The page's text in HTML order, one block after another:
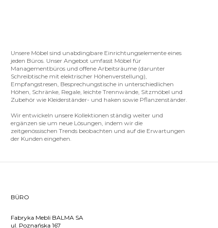
Unsere Möbel sind unabdingbare Einrichtungselemente eines
jeden Büros. Unser Angebot umfasst Möbel für
Managementbüros und offene Arbeitsräume (darunter
Schreibtische mit elektrischer Höhenverstellung),
Empfangstresen, Besprechungstische in unterschiedlichen
Höhen, Schränke, Regale, leichte Trennwände, Sitzmöbel und
Zubehör wie Kleiderständer- und haken sowie Pflanzenständer.
Wir entwickeln unsere Kollektionen ständig weiter und
ergänzen sie um neue Lösungen, indem wir die
zeitgenössischen Trends beobachten und auf die Erwartungen
der Kunden eingehen.
BÜRO
Fabryka Mebli BALMA SA
ul. Poznańska 167